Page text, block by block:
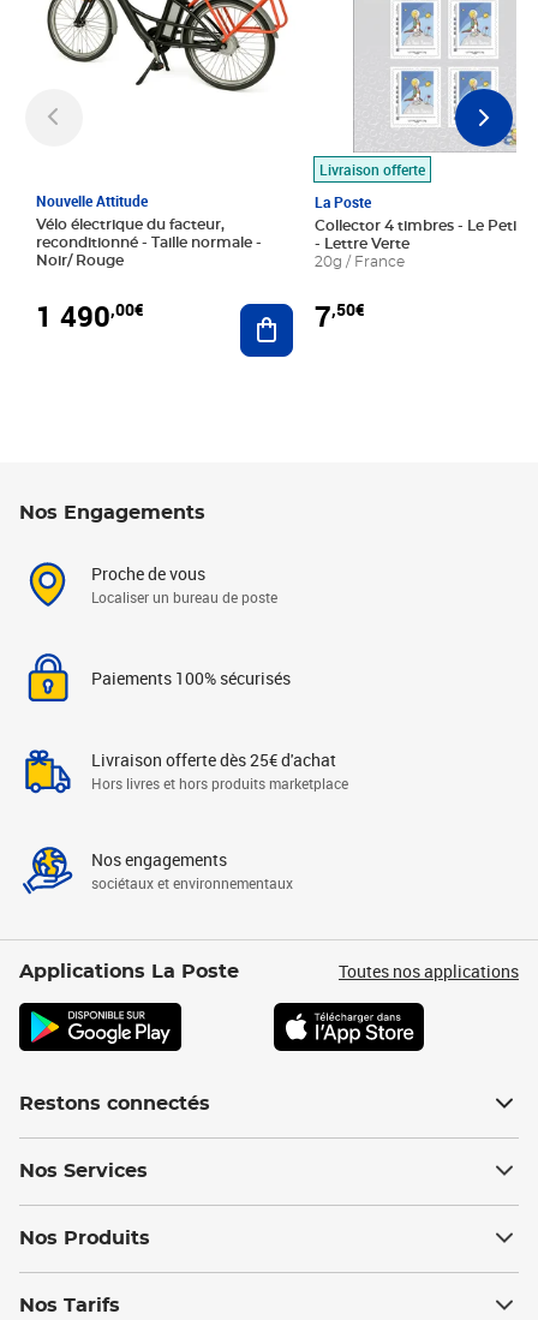
Nouvelle Attitude
Vélo électrique du facteur,
reconditionné - Taille normale -
Noir/ Rouge
1 490,00€ Ajouter au panier
Livraison offerte
La Poste
Collector 4 timbres - Le Petit
- Lettre Verte
20g / France
7,50€
Nos Engagements
Proche de vous
Localiser un bureau de poste
Paiements 100% sécurisés
Livraison offerte dès 25€ d'achat
Hors livres et hors produits marketplace
Nos engagements
sociétaux et environnementaux
Applications La Poste Toutes nos applications
Restons connectés
Nos Services
Nos Produits
Nos Tarifs